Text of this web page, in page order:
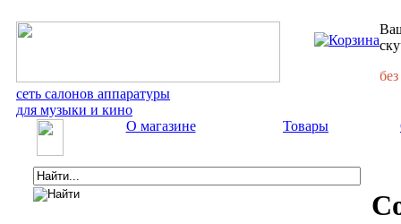
сеть салонов аппаратуры
для музыки и кино
О магазине Товары